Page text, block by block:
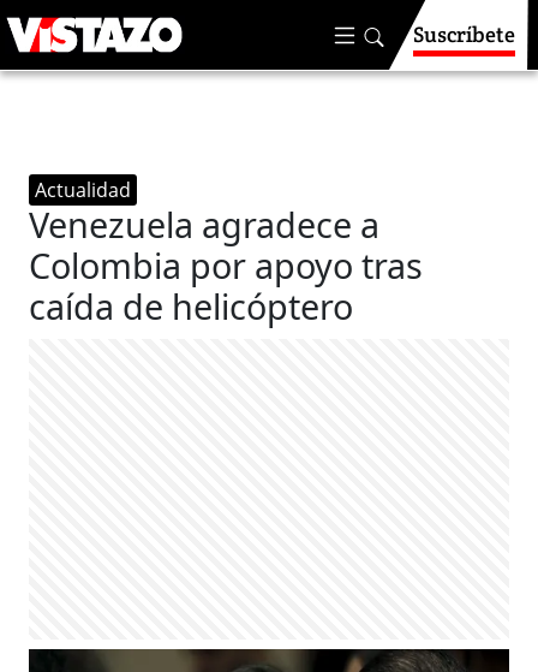
Suscríbete
Actualidad
Venezuela agradece a
Colombia por apoyo tras
caída de helicóptero